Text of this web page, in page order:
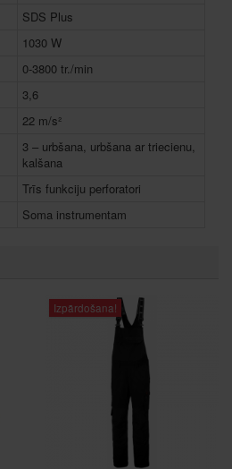
SDS Plus
1030 W
0-3800 tr./min
3,6
22 m/s²
3 – urbšana, urbšana ar triecienu,
kalšana
Trīs funkciju perforatori
Soma instrumentam
Izpārdošana!